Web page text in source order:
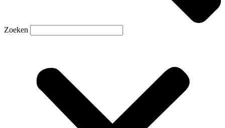
Zoeken